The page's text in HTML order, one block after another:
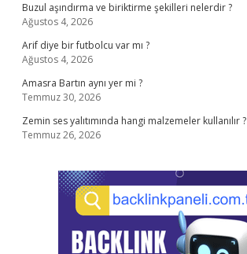
Buzul aşındırma ve biriktirme şekilleri nelerdir ?
Ağustos 4, 2026
Arif diye bir futbolcu var mı ?
Ağustos 4, 2026
Amasra Bartın aynı yer mi ?
Temmuz 30, 2026
Zemin ses yalıtımında hangi malzemeler kullanılır ?
Temmuz 26, 2026